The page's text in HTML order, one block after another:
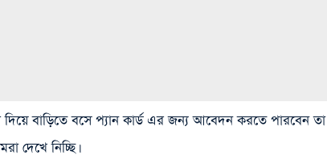
বাড়িতে বসে প্যান কার্ড এর জন্য আবেদন করতে পারবেন তা
দেখে নিচ্ছি।